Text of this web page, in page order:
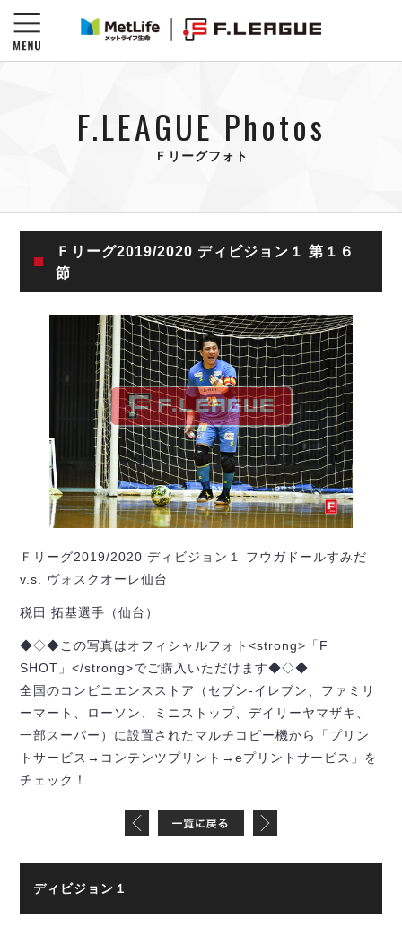
F.LEAGUE Photos
Ｆリーグフォト
Ｆリーグ2019/2020 ディビジョン１ 第１６
節
Ｆリーグ2019/2020 ディビジョン１ フウガドールすみだ
v.s. ヴォスクオーレ仙台
税田 拓基選手（仙台）
◆◇◆この写真はオフィシャルフォト<strong>「F
SHOT」</strong>でご購入いただけます◆◇◆
全国のコンビニエンスストア（セブン-イレブン、ファミリ
ーマート、ローソン、ミニストップ、デイリーヤマザキ、
一部スーパー）に設置されたマルチコピー機から「プリン
トサービス→コンテンツプリント→eプリントサービス」を
チェック！
ディビジョン１